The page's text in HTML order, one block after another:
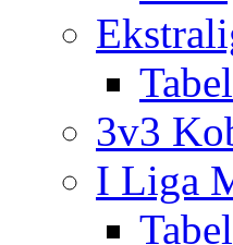
3v3
I Liga